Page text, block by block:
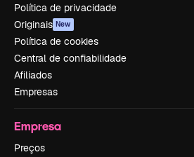
Política de privacidade
Originais New
Política de cookies
Central de confiabilidade
Afiliados
Empresas
Empresa
Preços